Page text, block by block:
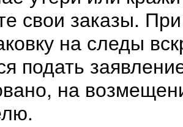
свои заказы.
на следы
подать
на